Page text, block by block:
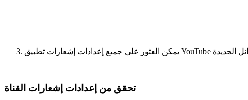
تحقق من إعدادات إشعارات القناة